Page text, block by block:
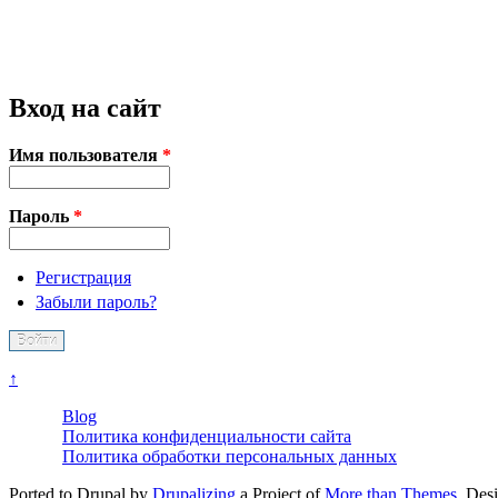
Вход на сайт
Имя пользователя *
Пароль *
Регистрация
Забыли пароль?
↑
Blog
Политика конфиденциальности сайта
Политика обработки персональных данных
Ported to Drupal by Drupalizing a Project ofMore than Themes .